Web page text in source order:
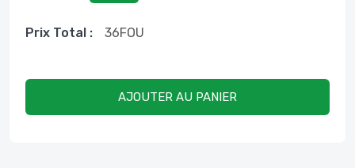
Prix ​​total : 36FOU
AJOUTER AU PANIER